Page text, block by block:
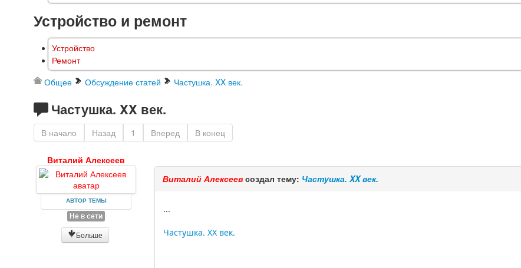
Устройство и ремонт
Устройство
Ремонт
Общее Обсуждение статей Частушка. XX век.
Частушка. XX век.
В начало Назад 1 Вперед В конец
Виталий Алексеев
АВТОР ТЕМЫ
Не в сети
Больше
Виталий Алексеев создал тему: Частушка. XX век.
...
Частушка. XX век.